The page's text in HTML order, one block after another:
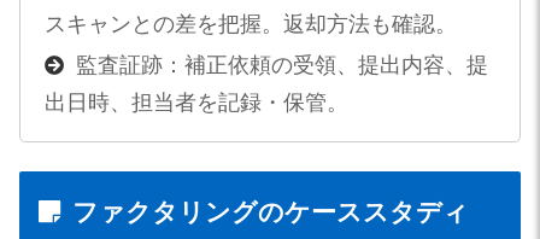
スキャンとの差を把握。返却方法も確認。
監査証跡：補正依頼の受領、提出内容、提
出日時、担当者を記録・保管。
ファクタリングのケーススタディ